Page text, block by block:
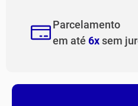
Parcelamento
em até 6xsem